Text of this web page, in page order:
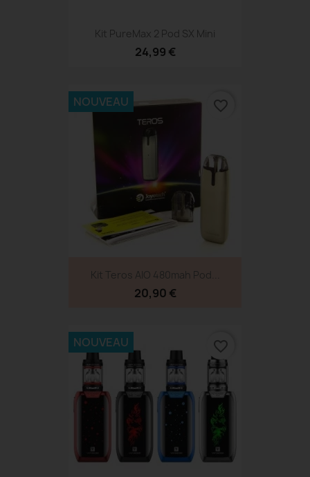
Kit PureMax 2 Pod SX Mini
24,99 €
Kit Teros AIO 480mah Pod...
20,90 €
NOUVEAU favorite_border
NOUVEAU favorite_border